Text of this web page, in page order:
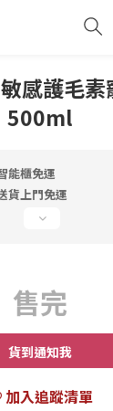
感護毛素
500ml
能櫃免運
貨上門免運
售完
貨到通知我
加入追蹤清單